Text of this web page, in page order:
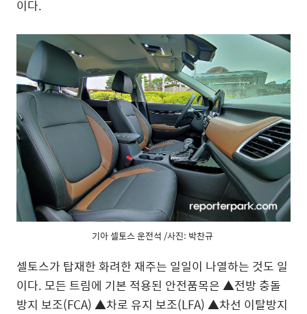
이다.
기아 셀토스 운전석 /사진: 박찬규
셀토스가 탑재한 화려한 재주는 일일이 나열하는 것도 일
이다. 모든 트림에 기본 적용된 안전품목은 ▲전방 충돌
방지 보조(FCA) ▲차로 유지 보조(LFA) ▲차선 이탈방지